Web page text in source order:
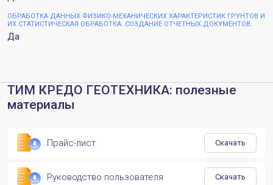
ОБРАБОТКА ДАННЫХ ФИЗИКО-МЕХАНИЧЕСКИХ ХАРАКТЕРИСТИК ГРУНТОВ И
ИХ СТАТИСТИЧЕСКАЯ ОБРАБОТКА. СОЗДАНИЕ ОТЧЕТНЫХ ДОКУМЕНТОВ.
Да
ТИМ КРЕДО ГЕОТЕХНИКА: полезные
материалы
Прайс-лист Скачать
Руководство пользователя Скачать